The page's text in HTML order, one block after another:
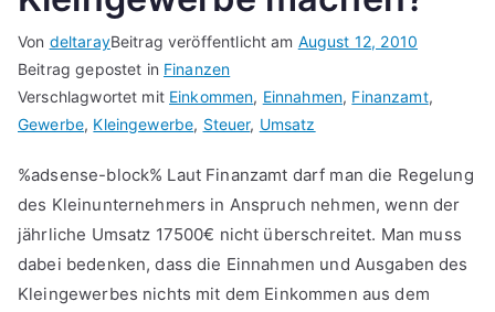
Von deltarayBeitrag veröffentlicht am August 12, 2010
Beitrag gepostet in Finanzen
Verschlagwortet mit Einkommen, Einnahmen, Finanzamt,
Gewerbe, Kleingewerbe, Steuer, Umsatz
%adsense-block% Laut Finanzamt darf man die Regelung
des Kleinunternehmers in Anspruch nehmen, wenn der
jährliche Umsatz 17500€ nicht überschreitet. Man muss
dabei bedenken, dass die Einnahmen und Ausgaben des
Kleingewerbes nichts mit dem Einkommen aus dem